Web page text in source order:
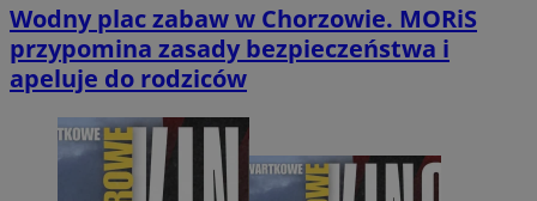
Wodny plac zabaw w Chorzowie. MORiS
przypomina zasady bezpieczeństwa i
apeluje do rodziców